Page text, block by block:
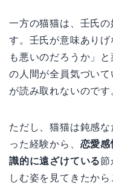
一方の猫猫は、壬氏の
す。壬氏が意味あり
も悪いのだろうか」
の人間が全員気づい
が読み取れないのです
ただし、猫猫は鈍感
った経験から、 恋愛感
識的に遠ざけている節
しむ姿を見てきたか